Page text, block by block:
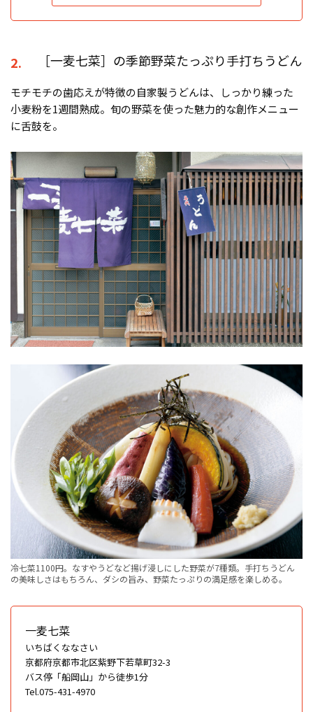
2. ［一麦七菜］の季節野菜たっぷり手打ちうどん
モチモチの歯応えが特徴の自家製うどんは、しっかり練った
小麦粉を1週間熟成。旬の野菜を使った魅力的な創作メニュー
に舌鼓を。
冷七菜1100円。なすやうどなど揚げ浸しにした野菜が7種類。手打ちうどん
の美味しさはもちろん、ダシの旨み、野菜たっぷりの満足感を楽しめる。
一麦七菜
いちばくななさい
京都府京都市北区紫野下若草町32-3
バス停「船岡山」から徒歩1分
Tel.075-431-4970